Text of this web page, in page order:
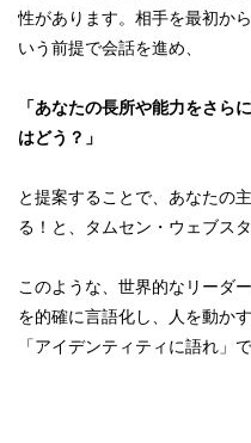
性があります。相手を最初か
いう前提で会話を進め、
「あなたの長所や能力をさら
はどう？」
と提案することで、あなたの
る！と、タムセン・ウェブス
このような、世界的なリーダ
を的確に言語化し、人を動か
「アイデンティティに語れ」で